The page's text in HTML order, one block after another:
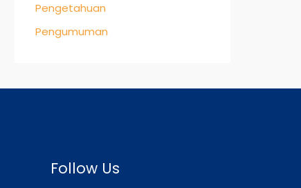
Pengetahuan
Pengumuman
Follow Us